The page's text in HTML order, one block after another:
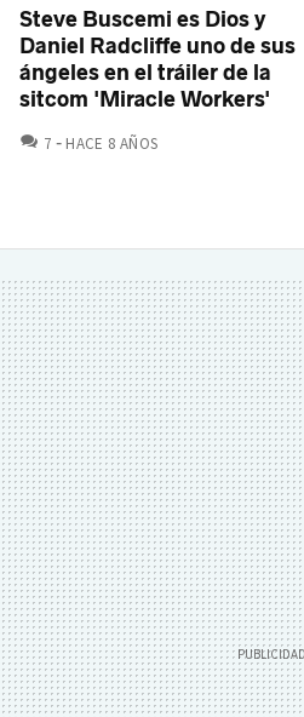
Steve Buscemi es Dios y
Daniel Radcliffe uno de sus
ángeles en el tráiler de la
sitcom 'Miracle Workers'
7 COMENTARIOS
HACE 8 AÑOS